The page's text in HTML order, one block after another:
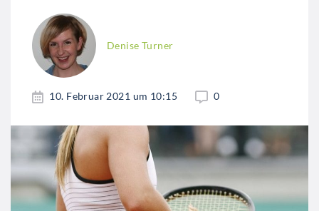
Denise Turner
10. Februar 2021 um 10:15 0